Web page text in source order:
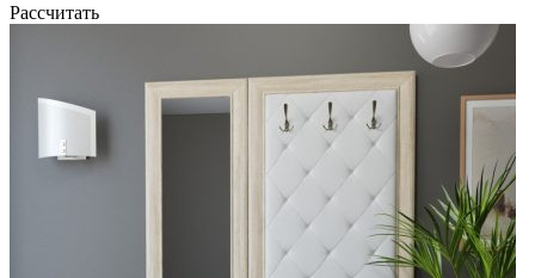
Рассчитать